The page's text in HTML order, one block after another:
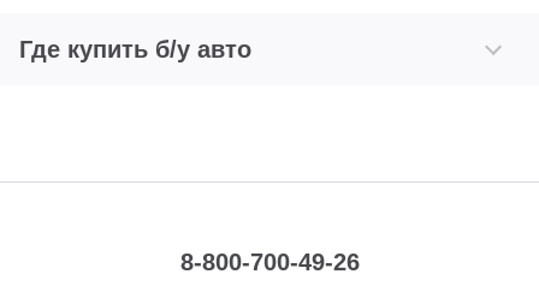
Где купить б/у авто
8-800-700-49-26